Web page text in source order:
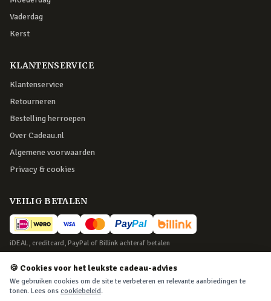
Vaderdag
Kerst
KLANTENSERVICE
Klantenservice
Retourneren
Bestelling herroepen
Over Cadeau.nl
Algemene voorwaarden
Privacy & cookies
VEILIG BETALEN
iDEAL, creditcard, PayPal of Billink achteraf betalen
BEZORGING
Voor 22:45 besteld, morgen in huis. Tot 365 dagen retourneren.
🍪 Cookies voor het leukste cadeau-advies
We gebruiken cookies om de site te verbeteren en relevante aanbiedingen te
tonen. Lees ons cookiebeleid.